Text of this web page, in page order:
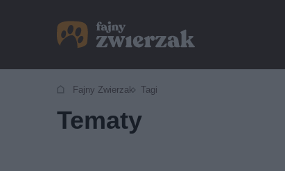
Fajny Zwierzak Tagi
Tematy